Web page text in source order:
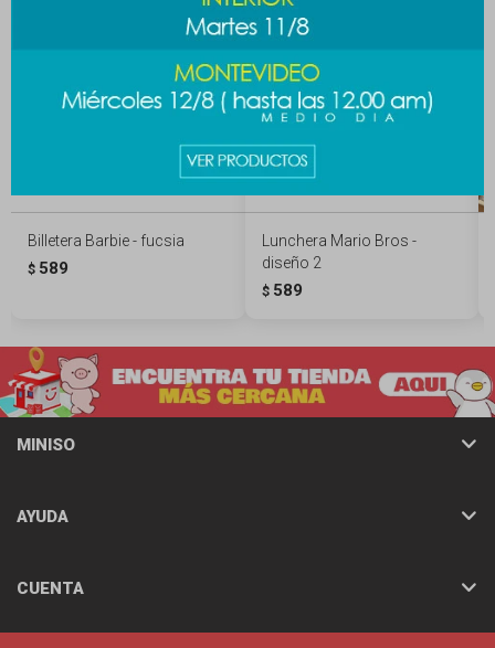
Billetera Barbie - fucsia
$ 589
Lunchera Mario Bros -
diseño 2
$ 589
MINISO
AYUDA
CUENTA